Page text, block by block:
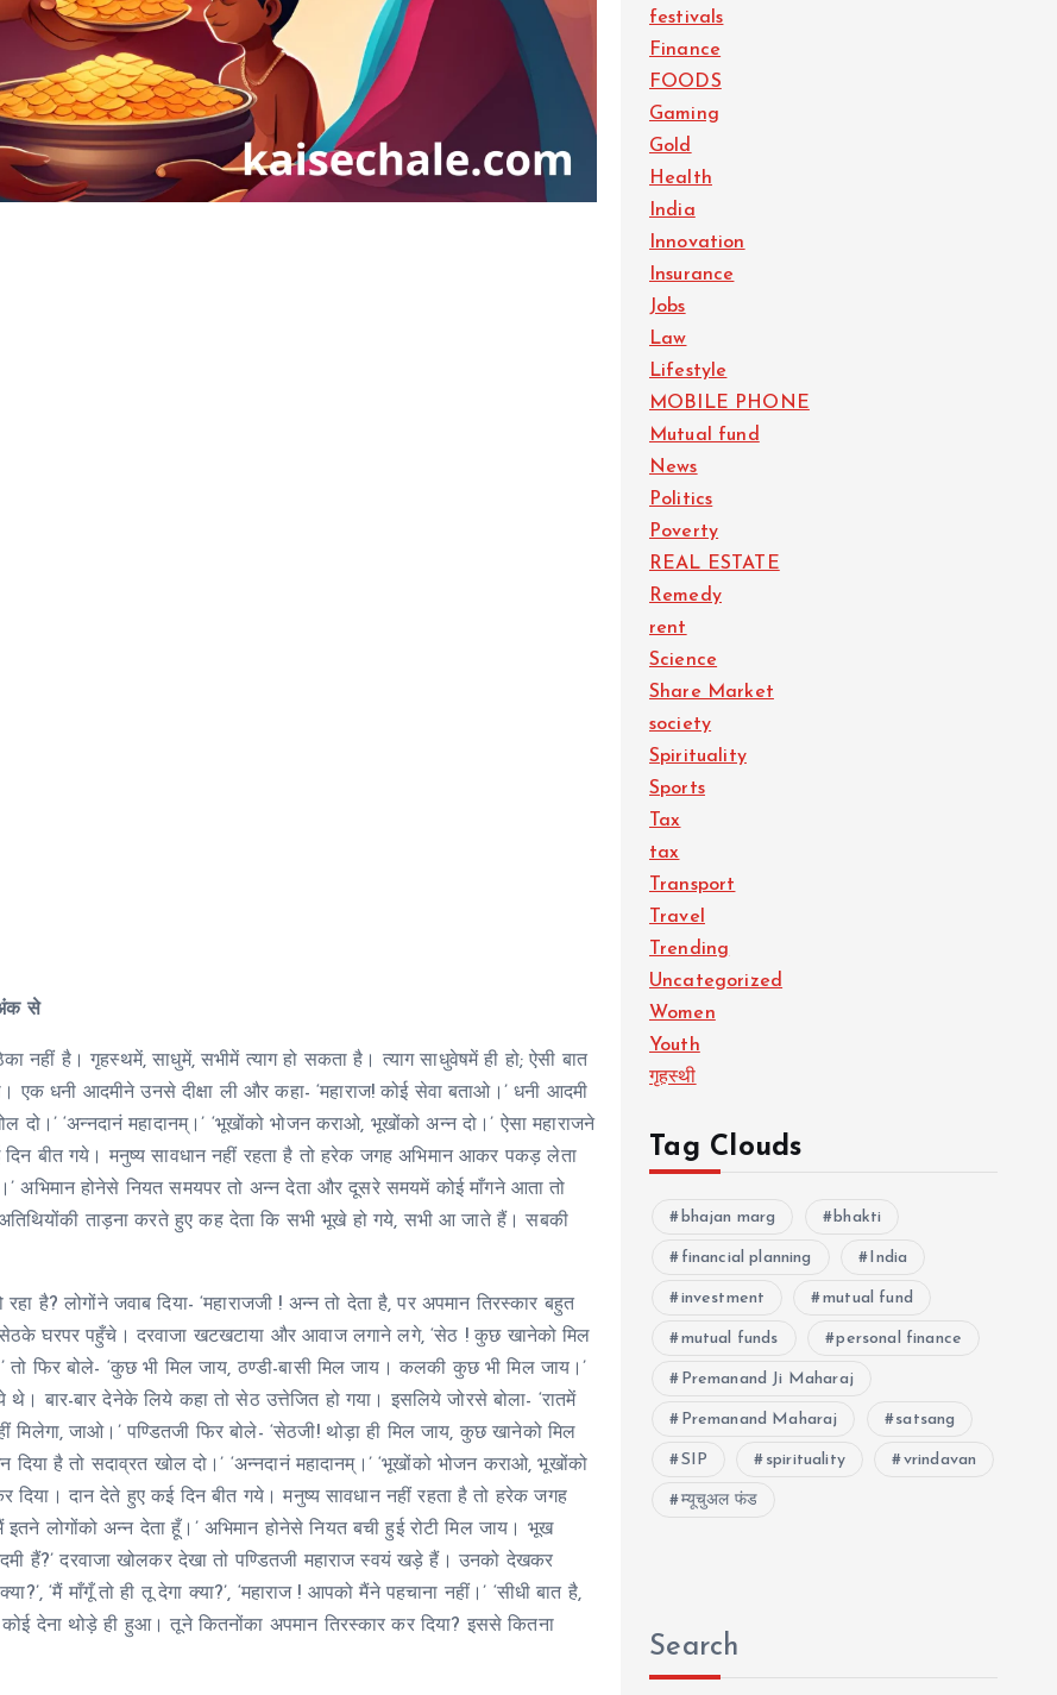
अंक से
नहीं है। गृहस्थमें, साधुमें, सभीमें त्याग हो सकता है। त्याग साधुवेषमें ही हो; ऐसी बात
धनी आदमीने उनसे दीक्षा ली और कहा- ‘महाराज! कोई सेवा बताओ।’ धनी आदमी
दो।’ ‘अन्नदानं महादानम्।’ ‘भूखोंको भोजन कराओ, भूखोंको अन्न दो।’ ऐसा महाराजने
बीत गये। मनुष्य सावधान नहीं रहता है तो हरेक जगह अभिमान आकर पकड़ लेता
अभिमान होनेसे नियत समयपर तो अन्न देता और दूसरे समयमें कोई माँगने आता तो
ताड़ना करते हुए कह देता कि सभी भूखे हो गये, सभी आ जाते हैं। सबकी
है? लोगोंने जवाब दिया- ‘महाराजजी ! अन्न तो देता है, पर अपमान तिरस्कार बहुत
सेठके घरपर पहुँचे। दरवाजा खटखटाया और आवाज लगाने लगे, ‘सेठ ! कुछ खानेको मिल
फिर बोले- ‘कुछ भी मिल जाय, ठण्डी-बासी मिल जाय। कलकी कुछ भी मिल जाय।’
बार-बार देनेके लिये कहा तो सेठ उत्तेजित हो गया। इसलिये जोरसे बोला- ‘रातमें
मिलेगा, जाओ।’ पण्डितजी फिर बोले- ‘सेठजी! थोड़ा ही मिल जाय, कुछ खानेको मिल
है तो सदाव्रत खोल दो।’ ‘अन्नदानं महादानम्।’ ‘भूखोंको भोजन कराओ, भूखोंको
दान देते हुए कई दिन बीत गये। मनुष्य सावधान नहीं रहता है तो हरेक जगह
लोगोंको अन्न देता हूँ।’ अभिमान होनेसे नियत बची हुई रोटी मिल जाय। भूख
हैं?’ दरवाजा खोलकर देखा तो पण्डितजी महाराज स्वयं खड़े हैं। उनको देखकर
‘मैं माँगूँ तो ही तू देगा क्या?’, ‘महाराज ! आपको मैंने पहचाना नहीं।’ ‘सीधी बात है,
देना थोड़े ही हुआ। तूने कितनोंका अपमान तिरस्कार कर दिया? इससे कितना
festivals
Finance
FOODS
Gaming
Gold
Health
India
Innovation
Insurance
Jobs
Law
Lifestyle
MOBILE PHONE
Mutual fund
News
Politics
Poverty
REAL ESTATE
Remedy
rent
Science
Share Market
society
Spirituality
Sports
Tax
tax
Transport
Travel
Trending
Uncategorized
Women
Youth
गृहस्थी
Tag Clouds
bhajan marg bhakti
financial planning India
investment mutual fund
mutual funds personal finance
Premanand Ji Maharaj
Premanand Maharaj satsang
SIP spirituality vrindavan
म्यूचुअल फंड
Search